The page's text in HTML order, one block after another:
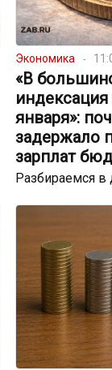
Экономика
«В
января»:
задержало
зарплат
Разбираемся в